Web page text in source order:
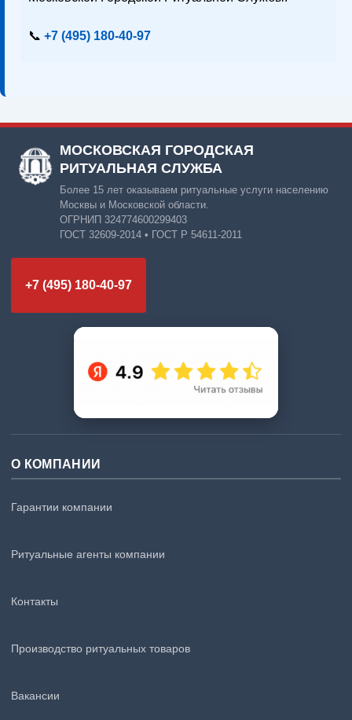
📞 +7 (495) 180-40-97
МОСКОВСКАЯ ГОРОДСКАЯ
РИТУАЛЬНАЯ СЛУЖБА
Более 15 лет оказываем ритуальные услуги населению
Москвы и Московской области.
ОГРНИП 324774600299403
ГОСТ 32609-2014 • ГОСТ Р 54611-2011
+7 (495) 180-40-97
О КОМПАНИИ
Гарантии компании
Ритуальные агенты компании
Контакты
Производство ритуальных товаров
Вакансии